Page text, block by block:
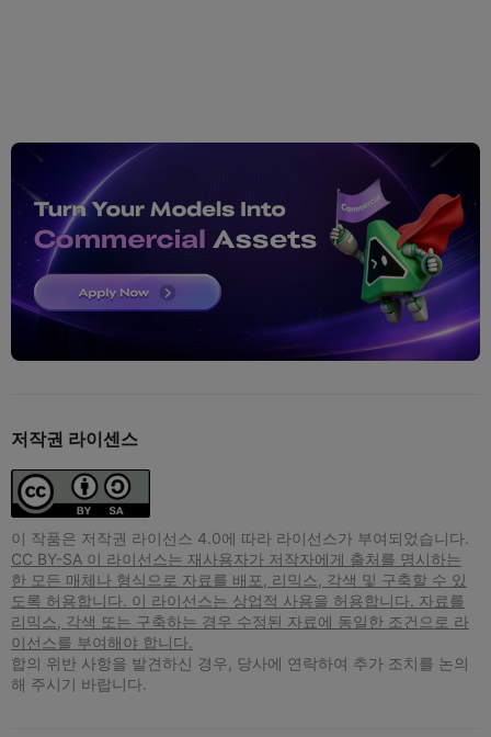
저작권 라이센스
이 작품은 저작권 라이선스 4.0에 따라 라이선스가 부여되었습니다.
CC BY-SA 이 라이선스는 재사용자가 저작자에게 출처를 명시하는
한 모든 매체나 형식으로 자료를 배포, 리믹스, 각색 및 구축할 수 있
도록 허용합니다. 이 라이선스는 상업적 사용을 허용합니다. 자료를
리믹스, 각색 또는 구축하는 경우 수정된 자료에 동일한 조건으로 라
이선스를 부여해야 합니다.
합의 위반 사항을 발견하신 경우, 당사에 연락하여 추가 조치를 논의
해 주시기 바랍니다.